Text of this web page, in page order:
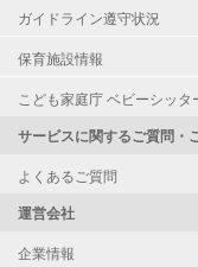
ガイドライン遵守状況
保育施設情報
こども家庭庁 ベビーシッ
サービスに関するご質問・
よくあるご質問
運営会社
企業情報